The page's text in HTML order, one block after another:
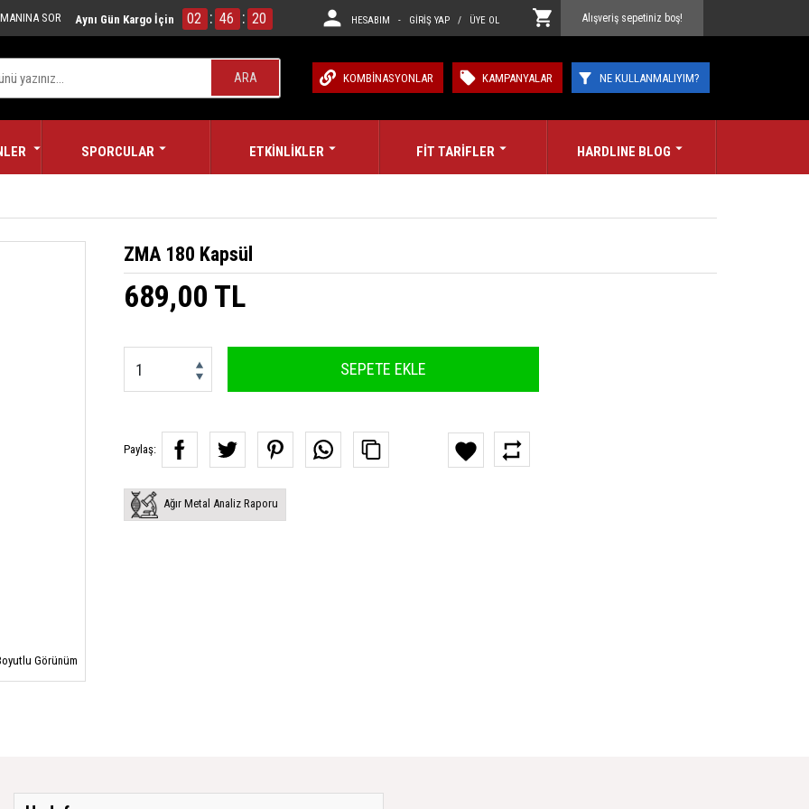
Aynı Gün Kargo İçin 02 : 46 : 19
SOR Alışveriş sepetiniz boş!
HESABIM - GİRİŞ YAP / ÜYE OL
ARA NE KULLANMALIYIM?
KAMPANYALAR
KOMBİNASYONLAR
SPORCULAR ETKİNLİKLER FİT TARİFLER HARDLINE BLOG
Görünüm
ZMA 180 Kapsül
689,00 TL
SEPETE EKLE
Paylaş:
Ağır Metal Analiz Raporu